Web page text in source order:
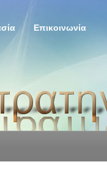
Επικοινωνία